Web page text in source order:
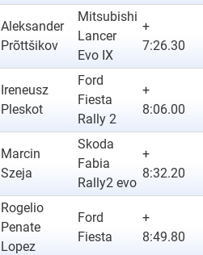
Aleksander
Prõttšikov
Mitsubishi
Lancer
Evo IX
+
7:26.30
Ireneusz
Pleskot
Ford
Fiesta
Rally 2
+
8:06.00
Marcin
Szeja
Skoda
Fabia
Rally2 evo
+
8:32.20
Rogelio
Penate
Lopez
Ford
Fiesta
+
8:49.80